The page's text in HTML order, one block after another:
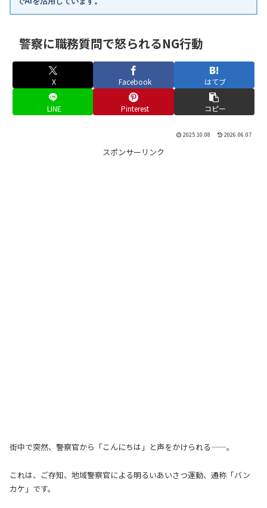
警察に職務質問で怒られるNG行動
X Facebook はてブ
LINE Pinterest コピー
2025.10.08 2026.06.07
スポンサーリンク
街中で突然、警察官から「こんにちは」と声をかけられる——。
これは、ご存知、地域警察官による明るいあいさつ運動、通称「バン
カケ」です。